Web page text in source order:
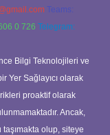
Teams:
0 726 Telegram:
Bilgi Teknolojileri ve
Yer Sağlayıcı olarak
proaktif olarak
Ancak,
olup, siteye